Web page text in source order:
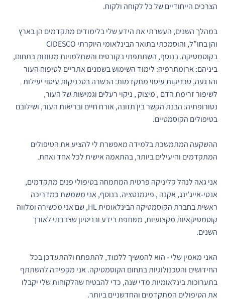
הצרכים הייחודיים של כל לקוחה ולקוח.
במהלך השנים, העשרתי את הידע שלי בלימודים מתקדמים הן בארץ
והן בחו”ל, והוסמכתי בתואר הבינלאומי היוקרתי CIDESCO
בקוסמטיקה. בנוסף, השתתפתי בקורסים והשתלמויות מגוונות בתחום,
ביניהם: ארומתרפיה: לימוד השימוש בשמנים אתריים לטיפוח העור
והרגעה, טכניקות עיסוי מתקדמות: הכשרה בטכניקות עיסוי יעילות
לשיפור זרימת הדם , מיצוק , ניקוי רעלים וגמישות של העור,
נטורופתיה: הבנת הקשר בין תזונה, אורח חיים ובריאות העור, ושילובם
בטיפולים הקוסמטיים.
ההשקעה המתמשכת בלמידה מאפשרת לי להציע את הטיפולים
המתקדמים והיעילים ביותר, בהתאמה אישית לכל אחד ואחת.
אני גאה לנהל קליניקה פרטית המתמחה בטיפולי פנים מתקדמים,
אנטי-אייג’ינג, אקנה , פיגמנטציה. בנוסף, אני משמשת כמדריכה
ראשית בחברת הקוסמטיקה הבינלאומית HL, שם אני מכשירה ומלווה
קוסמטיקאיות מקצועיות, משתפת בידע ובניסיון שצברתי לאורך
השנים.
האני מאמין שלי - הוא להמשיך ללמוד, להתפתח ולהתעדכן בכל
החידושים והטכנולוגיות בתחום הקוסמטיקה. אני מקפידה להשתתף
בתערוכות בינלאומיות מדי שנה, כדי להבטיח שהלקוחות שלי יקבלו
את הטיפולים המתקדמים והחדשניים ביותר.